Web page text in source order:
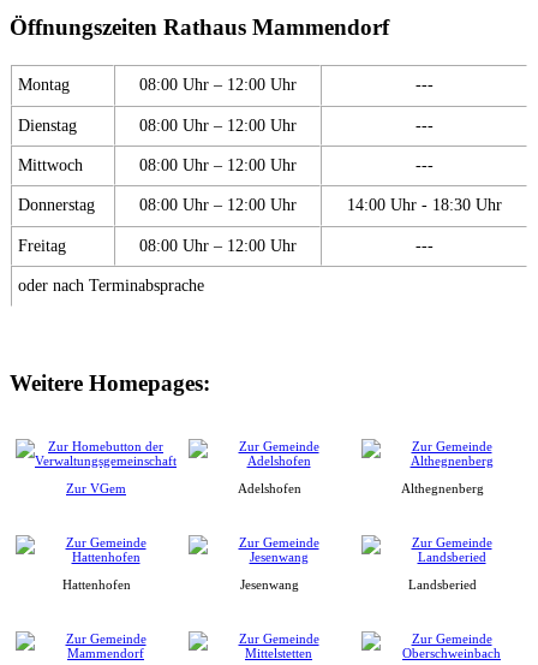
Öffnungszeiten Rathaus Mammendorf
Montag 08:00 Uhr – 12:00 Uhr ---
Dienstag 08:00 Uhr – 12:00 Uhr ---
Mittwoch 08:00 Uhr – 12:00 Uhr ---
Donnerstag 08:00 Uhr – 12:00 Uhr 14:00 Uhr - 18:30 Uhr
Freitag 08:00 Uhr – 12:00 Uhr ---
oder nach Terminabsprache
Weitere Homepages:
Zur VGem Adelshofen Althegnenberg
Hattenhofen Jesenwang Landsberied